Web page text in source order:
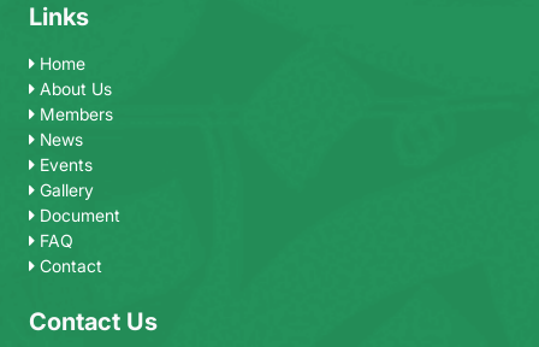
Links
Home
About Us
Members
News
Events
Gallery
Document
FAQ
Contact
Contact Us